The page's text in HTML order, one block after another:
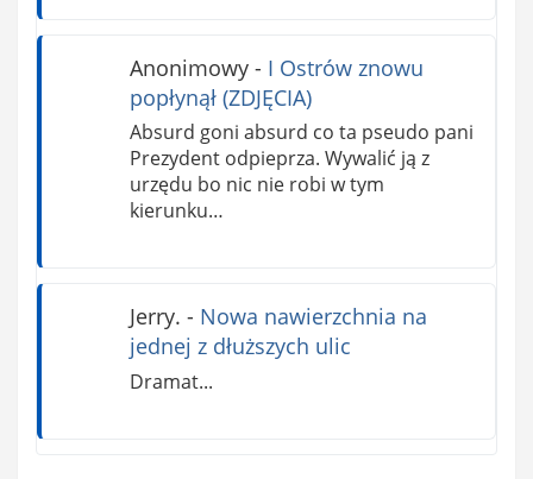
Anonimowy- I Ostrów znowu
popłynął (ZDJĘCIA)
Absurd goni absurd co ta pseudo pani
Prezydent odpieprza. Wywalić ją z
urzędu bo nic nie robi w tym
kierunku…
Jerry. - Nowa nawierzchnia na
jednej z dłuższych ulic
Dramat...